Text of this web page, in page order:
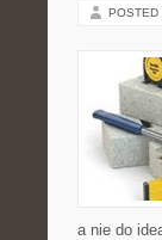
POSTED
a nie do